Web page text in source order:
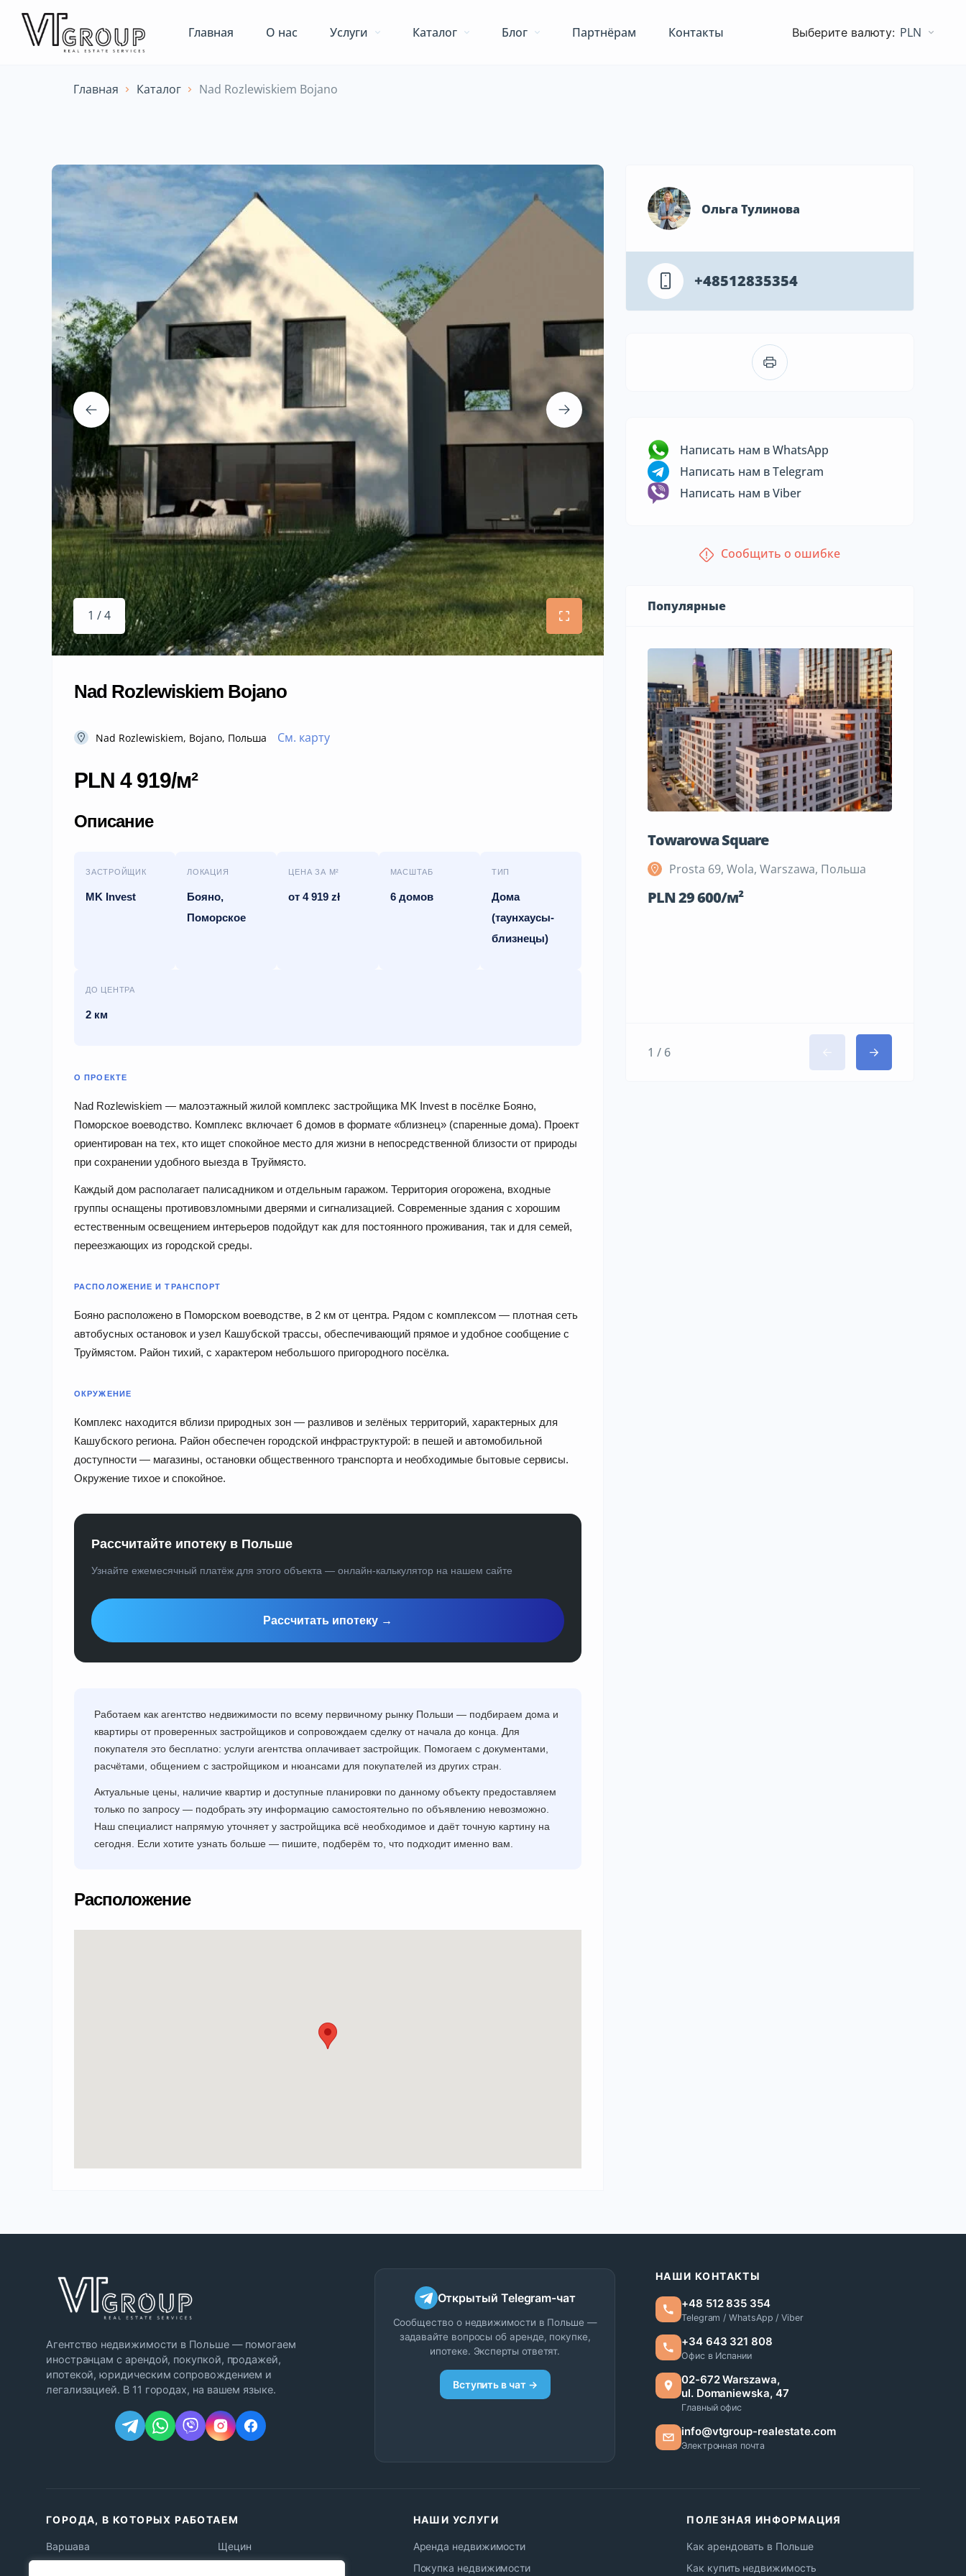
Главная О нас Услуги Каталог Блог Партнёрам Контакты PLN
Главная Каталог Nad Rozlewiskiem Bojano
1 / 4
Nad Rozlewiskiem Bojano
Nad Rozlewiskiem, Bojano, Польша См. карту
PLN 4 919/м²
Описание
ЗАСТРОЙЩИК
MK Invest
ЛОКАЦИЯ
Бояно,
Поморское
ЦЕНА ЗА М²
от 4 919 zł
МАСШТАБ
6 домов
ТИП
Дома
(таунхаусы-
близнецы)
ДО ЦЕНТРА
2 км
О ПРОЕКТЕ
Nad Rozlewiskiem — малоэтажный жилой комплекс застройщика MK Invest в посёлке Бояно,
Поморское воеводство. Комплекс включает 6 домов в формате «близнец» (спаренные дома). Проект
ориентирован на тех, кто ищет спокойное место для жизни в непосредственной близости от природы
при сохранении удобного выезда в Труймясто.
Каждый дом располагает палисадником и отдельным гаражом. Территория огорожена, входные
группы оснащены противовзломными дверями и сигнализацией. Современные здания с хорошим
естественным освещением интерьеров подойдут как для постоянного проживания, так и для семей,
переезжающих из городской среды.
РАСПОЛОЖЕНИЕ И ТРАНСПОРТ
Бояно расположено в Поморском воеводстве, в 2 км от центра. Рядом с комплексом — плотная сеть
автобусных остановок и узел Кашубской трассы, обеспечивающий прямое и удобное сообщение с
Труймястом. Район тихий, с характером небольшого пригородного посёлка.
ОКРУЖЕНИЕ
Комплекс находится вблизи природных зон — разливов и зелёных территорий, характерных для
Кашубского региона. Район обеспечен городской инфраструктурой: в пешей и автомобильной
доступности — магазины, остановки общественного транспорта и необходимые бытовые сервисы.
Окружение тихое и спокойное.
Рассчитайте ипотеку в Польше
Узнайте ежемесячный платёж для этого объекта — онлайн-калькулятор на нашем сайте
Рассчитать ипотеку →
Работаем как агентство недвижимости по всему первичному рынку Польши — подбираем дома и
квартиры от проверенных застройщиков и сопровождаем сделку от начала до конца. Для
покупателя это бесплатно: услуги агентства оплачивает застройщик. Помогаем с документами,
расчётами, общением с застройщиком и нюансами для покупателей из других стран.
Актуальные цены, наличие квартир и доступные планировки по данному объекту предоставляем
только по запросу — подобрать эту информацию самостоятельно по объявлению невозможно.
Наш специалист напрямую уточняет у застройщика всё необходимое и даёт точную картину на
сегодня. Если хотите узнать больше — пишите, подберём то, что подходит именно вам.
Расположение
Ольга Тулинова
+48512835354
Написать нам в WhatsApp
Написать нам в Telegram
Написать нам в Viber
Сообщить о ошибке
Популярные
Towarowa Square
Prosta 69, Wola, Warszawa, Польша
PLN 29 600/м²
1 / 6
Агентство недвижимости в Польше — помогаем
иностранцам с арендой, покупкой, продажей,
ипотекой, юридическим сопровождением и
легализацией. В 11 городах, на вашем языке.
Открытый Telegram-чат
Сообщество о недвижимости в Польше —
задавайте вопросы об аренде, покупке,
ипотеке. Эксперты ответят.
Вступить в чат →
НАШИ КОНТАКТЫ
+48 512 835 354
Telegram / WhatsApp / Viber
+34 643 321 808
Офис в Испании
02-672 Warszawa,
ul. Domaniewska, 47
Главный офис
info@vtgroup-realestate.com
Электронная почта
ГОРОДА, В КОТОРЫХ РАБОТАЕМ
Варшава
Щецин
НАШИ УСЛУГИ
Аренда недвижимости
Покупка недвижимости
ПОЛЕЗНАЯ ИНФОРМАЦИЯ
Как арендовать в Польше
Как купить недвижимость